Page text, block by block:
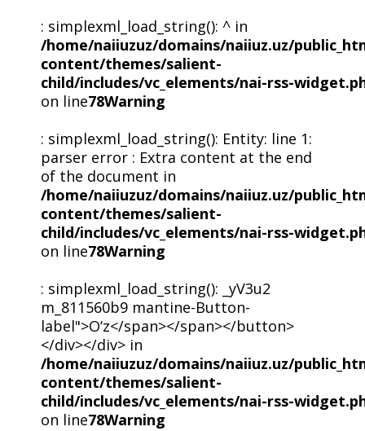
: simplexml_load_string(): ^ in
/home/naiiuzuz/domains/naiiuz.uz/
content/themes/salient-
child/includes/vc_elements/nai-rss-
on line78Warning
: simplexml_load_string(): Entity: line 1:
parser error : Extra content at the end
of the document in
/home/naiiuzuz/domains/naiiuz.uz/
content/themes/salient-
child/includes/vc_elements/nai-rss-
on line78Warning
: simplexml_load_string(): _yV3u2
m_811560b9 mantine-Button-
label">O‘z</span></span></button>
</div></div> in
/home/naiiuzuz/domains/naiiuz.uz/
content/themes/salient-
child/includes/vc_elements/nai-rss-
on line78Warning